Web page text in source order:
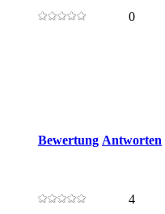
0
Bewertung Antworten
4